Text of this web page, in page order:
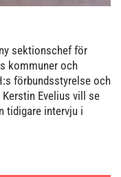
sektionschef för
kommuner och
förbundsstyrelse och
Evelius vill se
tidigare intervju i